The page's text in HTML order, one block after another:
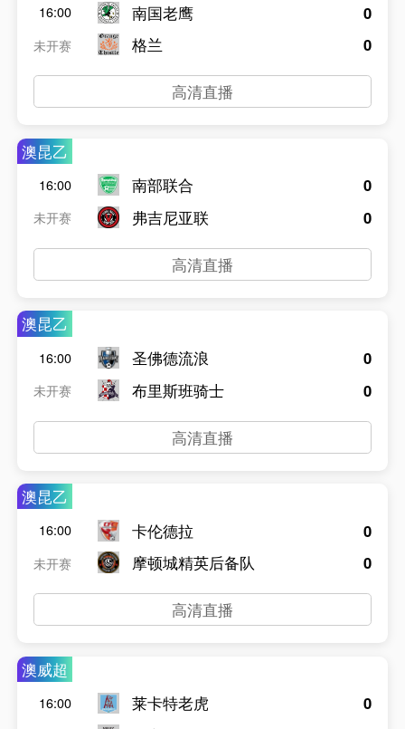
16:00
未开赛
南国老鹰
格兰
0
0
高清直播
澳昆乙
16:00
未开赛
南部联合
弗吉尼亚联
0
0
高清直播
澳昆乙
16:00
未开赛
圣佛德流浪
布里斯班骑士
0
0
高清直播
澳昆乙
16:00
未开赛
卡伦德拉
摩顿城精英后备队
0
0
高清直播
澳威超
16:00
莱卡特老虎
0